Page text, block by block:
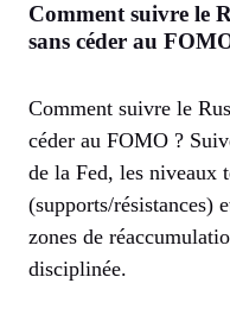
Comment suivre le
sans céder au
Comment suivre le
céder au FOMO ?
de la Fed, les niveaux
(supports/résistances)
zones de
disciplinée.